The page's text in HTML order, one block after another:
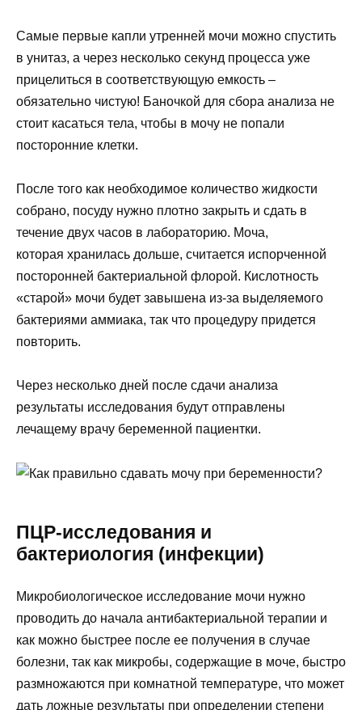
Самые первые капли утренней мочи можно спустить
в унитаз, а через несколько секунд процесса уже
прицелиться в соответствующую емкость –
обязательно чистую! Баночкой для сбора анализа не
стоит касаться тела, чтобы в мочу не попали
посторонние клетки.
После того как необходимое количество жидкости
собрано, посуду нужно плотно закрыть и сдать в
течение двух часов в лабораторию. Моча,
которая хранилась дольше, считается испорченной
посторонней бактериальной флорой. Кислотность
«старой» мочи будет завышена из-за выделяемого
бактериями аммиака, так что процедуру придется
повторить.
Через несколько дней после сдачи анализа
результаты исследования будут отправлены
лечащему врачу беременной пациентки.
ПЦР-исследования и
бактериология (инфекции)
Микробиологическое исследование мочи нужно
проводить до начала антибактериальной терапии и
как можно быстрее после ее получения в случае
болезни, так как микробы, содержащие в моче, быстро
размножаются при комнатной температуре, что может
дать ложные результаты при определении степени